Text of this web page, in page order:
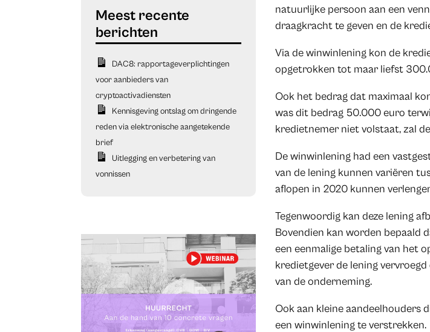
DAC8: rapportageverplichtingen
voor aanbieders van
cryptoactivadiensten
Kennisgeving ontslag om dringende
reden via elektronische aangetekende
brief
Uitlegging en verbetering van
vonnissen
natuurlijke persoon aan een
draagkracht te geven en de
Via de winwinlening kon de
opgetrokken tot maar liefst
Ook het bedrag dat maximaal
was dit bedrag 50.000 euro
kredietnemer niet volstaat, zal
De winwinlening had een
van de lening kunnen variëren
aflopen in 2020 kunnen
Tegenwoordig kan deze lening
Bovendien kan worden bepaald
een eenmalige betaling van het
kredietgever de lening
van de onderneming.
Ook aan kleine aandeelhouders
een winwinlening te verstrekken.